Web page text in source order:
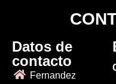
Datos de
contacto
Fernandez